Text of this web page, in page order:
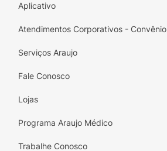
Aplicativo
Atendimentos Corporativos - Convênio
Serviços Araujo
Fale Conosco
Lojas
Programa Araujo Médico
Trabalhe Conosco